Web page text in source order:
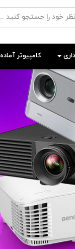
کامپیوتر آماده